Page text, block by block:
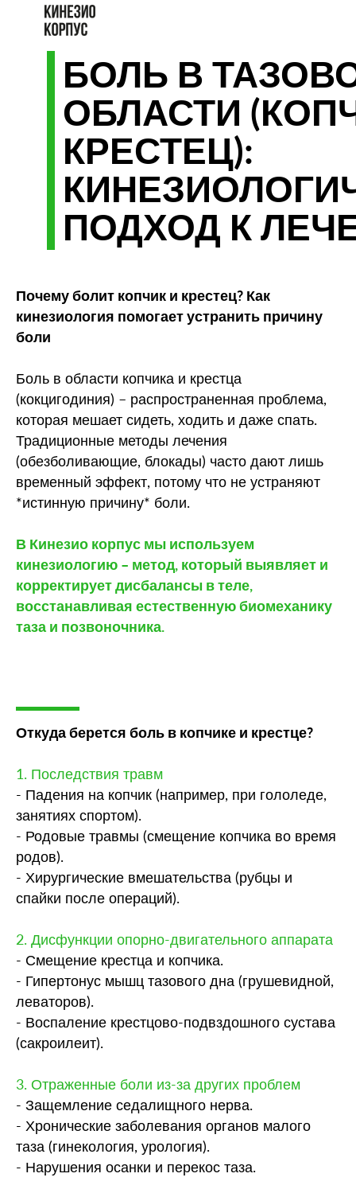
БОЛЬ В
ОБЛАСТИ
КРЕСТЕЦ):
ПОДХОД К
Почему болит копчик и крестец? Как
кинезиология помогает устранить причину
боли
Боль в области копчика и крестца
(кокцигодиния) – распространенная проблема,
которая мешает сидеть, ходить и даже спать.
Традиционные методы лечения
(обезболивающие, блокады) часто дают лишь
временный эффект, потому что не устраняют
*истинную причину* боли.
В Кинезио корпус мы используем
кинезиологию – метод, который выявляет и
корректирует дисбалансы в теле,
восстанавливая естественную биомеханику
таза и позвоночника.
Откуда берется боль в копчике и крестце?
1. Последствия травм
- Падения на копчик (например, при гололеде,
занятиях спортом).
- Родовые травмы (смещение копчика во время
родов).
- Хирургические вмешательства (рубцы и
спайки после операций).
2. Дисфункции опорно-двигательного аппарата
- Смещение крестца и копчика.
- Гипертонус мышц тазового дна (грушевидной,
леваторов).
- Воспаление крестцово-подвздошного сустава
(сакроилеит).
3. Отраженные боли из-за других проблем
- Защемление седалищного нерва.
- Хронические заболевания органов малого
таза (гинекология, урология).
- Нарушения осанки и перекос таза.